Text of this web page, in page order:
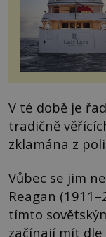
V té době je
tradičně
zklamána z
Vůbec se jim
Reagan
tímto
začínají mít